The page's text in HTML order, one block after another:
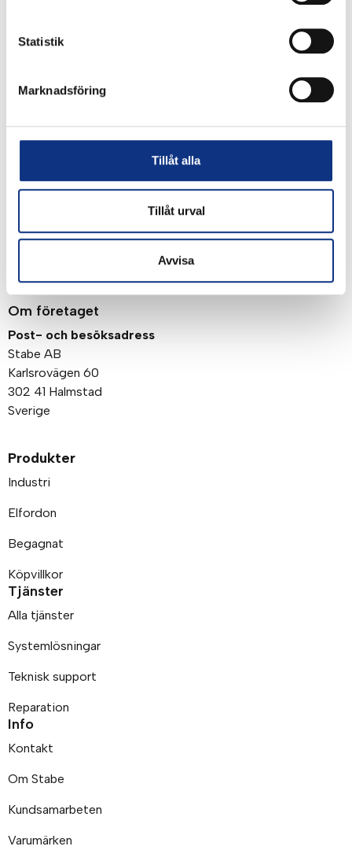
Statistik
Marknadsföring
Tillåt alla
Tillåt urval
Avvisa
Stabes nyhetsbrev
Signa upp
Om företaget
Post- och besöksadress
Stabe AB
Karlsrovägen 60
302 41 Halmstad
Sverige
Produkter
Industri
Elfordon
Begagnat
Köpvillkor
Tjänster
Alla tjänster
Systemlösningar
Teknisk support
Reparation
Info
Kontakt
Om Stabe
Kundsamarbeten
Varumärken